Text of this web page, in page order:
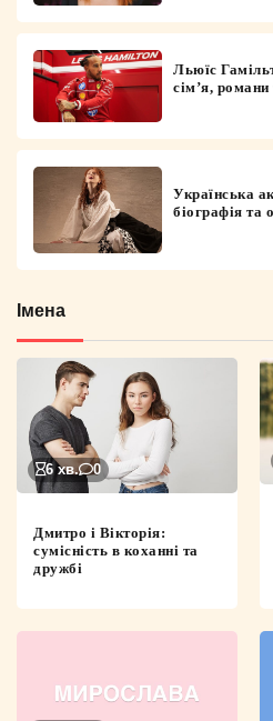
Льюїс
сім’я, романи
Українська
біографія та
Імена
6 хв. 0
Дмитро і Вікторія:
сумісність в коханні та
дружбі